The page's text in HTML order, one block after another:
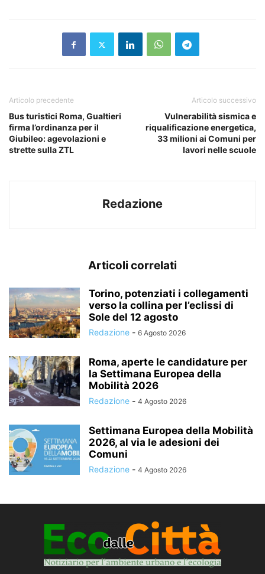
Articolo precedente
Bus turistici Roma, Gualtieri
firma l’ordinanza per il
Giubileo: agevolazioni e
strette sulla ZTL
Articolo successivo
Vulnerabilità sismica e
riqualificazione energetica,
33 milioni ai Comuni per
lavori nelle scuole
Redazione
Articoli correlati
Torino, potenziati i collegamenti
verso la collina per l’eclissi di
Sole del 12 agosto
Redazione - 6 Agosto 2026
Roma, aperte le candidature per
la Settimana Europea della
Mobilità 2026
Redazione - 4 Agosto 2026
Settimana Europea della Mobilità
2026, al via le adesioni dei
Comuni
Redazione - 4 Agosto 2026